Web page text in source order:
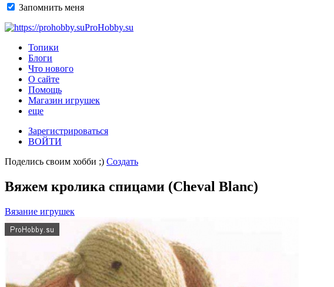
Запомнить меня
ProHobby.su
Топики
Блоги
Что нового
О сайте
Помощь
Магазин игрушек
еще
Зарегистрироваться
ВОЙТИ
Поделись своим хобби ;) Создать
Вяжем кролика спицами (Cheval Blanc)
Вязание игрушек